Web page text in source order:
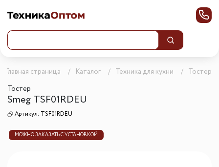
Главная страница Каталог Техника для кухни
Тостеры
Тостер
Smeg TSF01RDEU
Артикул: TSF01RDEU
МОЖНО ЗАКАЗАТЬ С УСТАНОВКОЙ